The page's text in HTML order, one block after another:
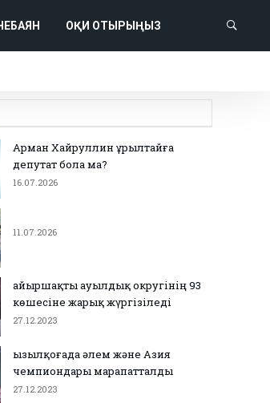
ОҚИ ОТЫРЫҢЫЗ
Арман Хайруллин Құрылтайға
депутат бола ма?
16.07.2026
11.07.2026
Қайыршақты ауылдық округінің 93
көшесіне жарық жүргізіледі
27.12.2023
Қызылқоғада әлем және Азия
чемпиондары марапатталды
27.12.2023